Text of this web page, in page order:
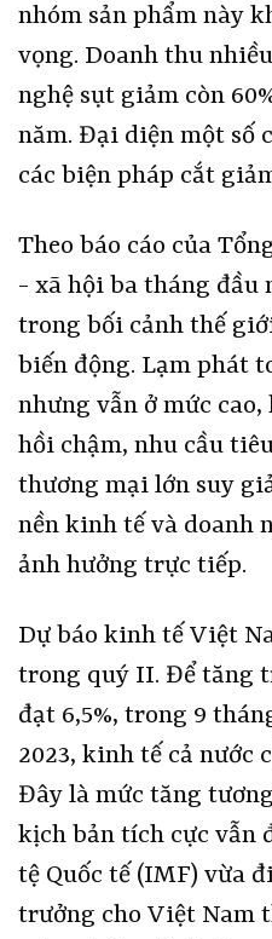
nhóm sản phẩm này
vọng. Doanh thu
nghệ sụt giảm còn
năm. Đại diện một số
các biện pháp cắt
Theo báo cáo của
- xã hội ba tháng đầu
trong bối cảnh thế
biến động. Lạm phát
nhưng vẫn ở mức
hồi chậm, nhu cầu
thương mại lớn suy
nền kinh tế và doanh
ảnh hưởng trực tiếp.
Dự báo kinh tế Việt
trong quý II. Để tăng
đạt 6,5%, trong 9
2023, kinh tế cả nước
Đây là mức tăng
kịch bản tích cực vẫn
tệ Quốc tế (IMF) vừa
trưởng cho Việt Nam